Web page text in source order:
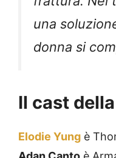
una
donna si
Il cast
Elodie Yung è